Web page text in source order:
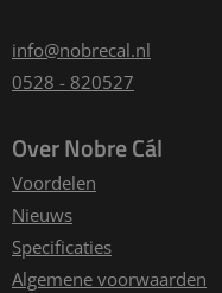
info@nobrecal.nl
0528 - 820527
Over Nobre Cál
Voordelen
Nieuws
Specificaties
Algemene voorwaarden